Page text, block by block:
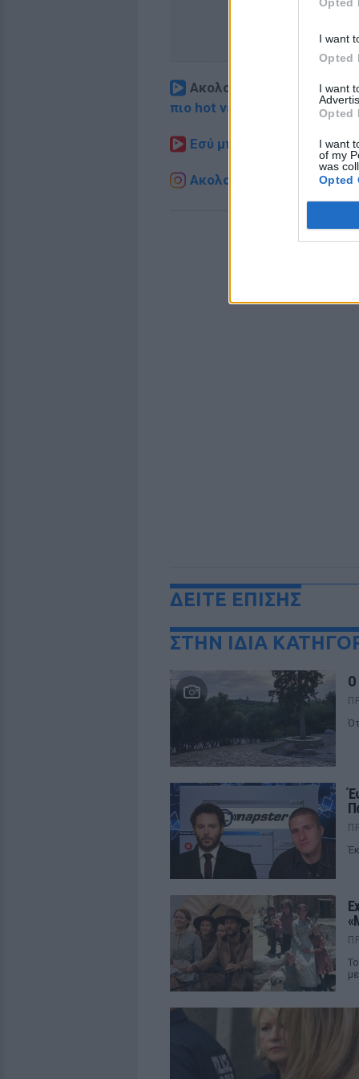
I want
Opted
I want
Opted
I want
of my
was
Opted
Ακολουθήστε το E-
πιο hot νέα
Εσύ μπήκες στο E-
Ακολουθήστε το E-
ΔΕΙΤΕ ΕΠΙΣΗΣ
ΣΤΗΝ ΙΔΙΑ
Ο